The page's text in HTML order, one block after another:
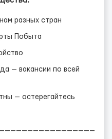
разных стран
Побыта
— вакансии по всей
— остерегайтесь